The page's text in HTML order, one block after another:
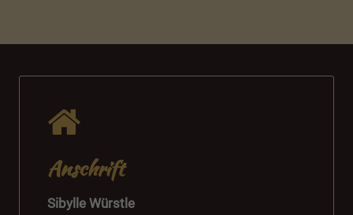
Anschrift
Sibylle Würstle